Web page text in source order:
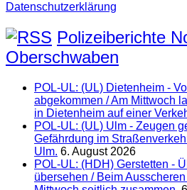
Datenschutzerklärung
Polizeiberichte
Oberschwaben
POL-UL: (UL) Dietenheim -
abgekommen / Am Mittwoch
in Dietenheim auf einer
POL-UL: (UL) Ulm - Zeugen
Gefährdung im
Ulm. 6. August 2026
POL-UL: (HDH) Gerstetten -
übersehen / Beim